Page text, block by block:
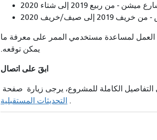
من ربيع 2019 إلى شتاء 2020
صيف/خريف 2020
العمل لمساعدة مستخدمي الممر على معرفة ما
يمكن توقعه.
ابقَ على اتصال
التفاصيل الكاملة للمشروع، يرجى زيارة صفحة
التحديثات المستقبلية .